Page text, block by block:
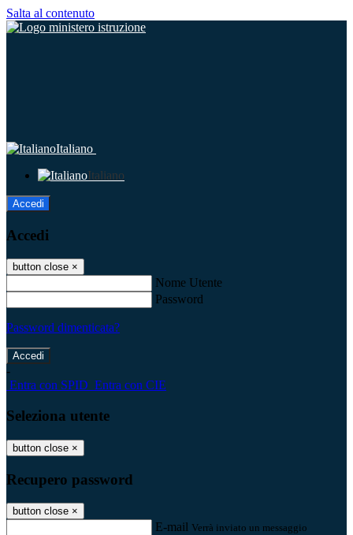
Salta al contenuto
Italiano
Italiano
Accedi
Accedi
button close ×
Nome Utente
Password
Password dimenticata?
-
Entra con SPID Entra con CIE
Seleziona utente
button close ×
Recupero password
button close ×
E-mail Verrà inviato un messaggio